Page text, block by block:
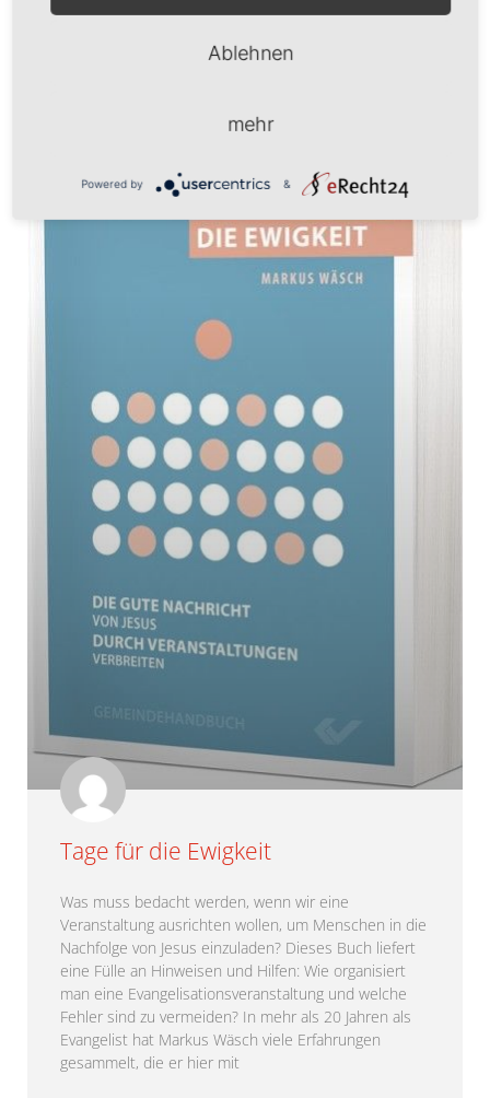
Tage für die Ewigkeit
Was muss bedacht werden, wenn wir eine
Veranstaltung ausrichten wollen, um Menschen in die
Nachfolge von Jesus einzuladen? Dieses Buch liefert
eine Fülle an Hinweisen und Hilfen: Wie organisiert
man eine Evangelisationsveranstaltung und welche
Fehler sind zu vermeiden? In mehr als 20 Jahren als
Evangelist hat Markus Wäsch viele Erfahrungen
gesammelt, die er hier mit
Ablehnen
mehr
Powered by &